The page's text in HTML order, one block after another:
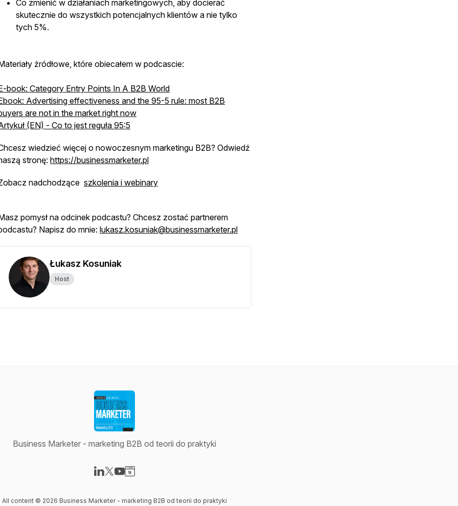
Co zmienić w działaniach marketingowych, aby docierać
skutecznie do wszystkich potencjalnych klientów a nie tylko
tych 5%.
źródłowe, które obiecałem w podcascie:
book: Category Entry Points In A B2B World
Advertising effectiveness and the 95-5 rule: most B2B
are not in the market right now
(EN) - Co to jest reguła 95:5
wiedzieć więcej o nowoczesnym marketingu B2B? Odwiedź
stronę: https://businessmarketer.pl
nadchodzące szkolenia i webinary
pomysł na odcinek podcastu? Chcesz zostać partnerem
Napisz do mnie: lukasz.kosuniak@businessmarketer.pl
Łukasz Kosuniak
Host
Business Marketer - marketing B2B od teorii do praktyki
All content © 2026 Business Marketer - marketing B2B od teorii do praktyki